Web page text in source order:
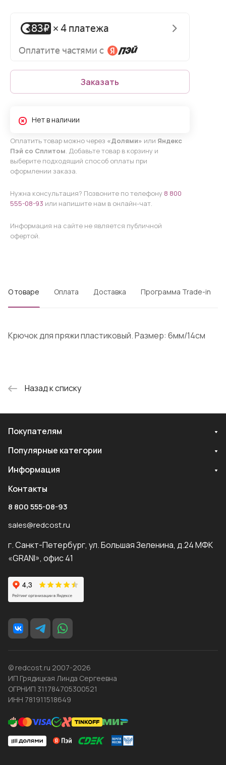
Заказать
Нет в наличии
Оплатить товар можно через «Долями» или Яндекс
Пэй со Сплитом. Добавьте товар в корзину и
выберите подходящий способ оплаты при
оформлении заказа.
Нужна консультация? Позвоните по телефону 8 800
555-08-93 или напишите нам в онлайн-чат.
Информация на сайте не является публичной
офертой.
О товаре Оплата Доставка Программа Trade-in
Крючок для пряжи пластиковый. Размер: 6мм/14см
Назад к списку
Покупателям
Популярные категории
Информация
Контакты
8 800 555-08-93
sales@redcost.ru
г. Санкт-Петербург, ул. Большая Зеленина, д.24 МФК
«GRANI», офис 41
© redcost.ru 2007-2026
ИП Грядицкая Линда Сергеевна
ОГРНИП 311784705300521
ИНН 781911518649